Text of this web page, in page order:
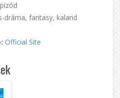
dráma, fantasy, kaland
Official Site